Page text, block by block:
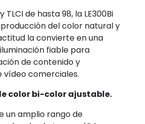
TLCI de hasta 98, la LE300Bi
del color natural y
la convierte en una
fiable para
de contenido y
vídeo comerciales.
color bi-color ajustable.
un amplio rango de